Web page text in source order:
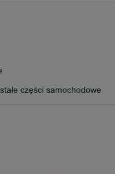
części samochodowe